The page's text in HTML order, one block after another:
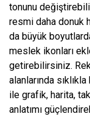
tonunu
resmi daha donuk
da büyük
meslek ikonları
getirebilirsiniz.
alanlarında
ile grafik, harita,
anlatımı